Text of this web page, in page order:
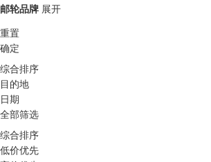
邮轮品牌 展开
重置
确定
综合排序
目的地
日期
全部筛选
综合排序
低价优先